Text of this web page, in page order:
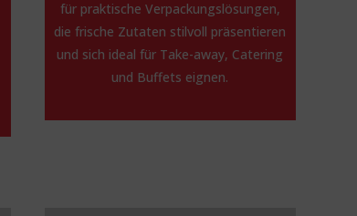
für praktische Verpackungslösungen,
die frische Zutaten stilvoll präsentieren
und sich ideal für Take-away, Catering
und Buffets eignen.